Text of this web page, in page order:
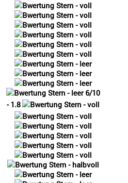
6/10
- 1.8